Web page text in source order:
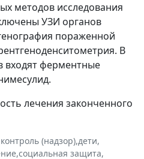
методов исследования
УЗИ органов
пораженной
В
входят ферментные
лечения законченного
(надзор),дети,
,социальная защита,